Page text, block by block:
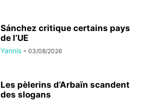
Sánchez critique certains pays
de l’UE
Yannis - 03/08/2026
Les pèlerins d’Arbaïn scandent
des slogans